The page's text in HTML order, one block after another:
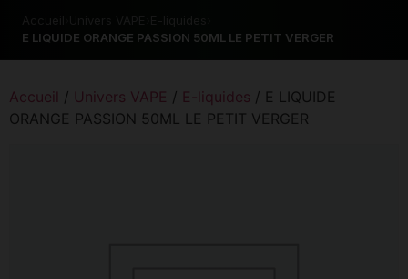
E LIQUIDE ORANGE PASSION 50ML LE PETIT VERGER
Accueil / Univers VAPE / E-liquides / E LIQUIDE
ORANGE PASSION 50ML LE PETIT VERGER